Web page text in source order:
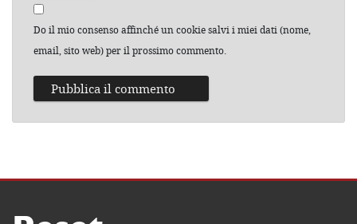
Do il mio consenso affinché un cookie salvi i miei dati (nome,
email, sito web) per il prossimo commento.